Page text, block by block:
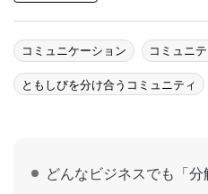
コミュニケーション コミュニ
ともしびを分け合うコミュニティ
どんなビジネスでも「